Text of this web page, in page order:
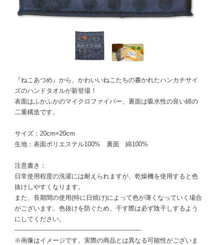
『ねこあつめ』から、かわいいねこたちの書かれたハンカチサイ
ズのハンドタオルが新登場！
表面はふかふかのマイクロファイバー、裏面は吸水性の良い綿の
二重構造です。
サイズ：20cm×20cm
生地：表面ポリエステル100% 裏面 綿100%
注意書き：
日常使用程度の洗濯には耐えられますが、乾燥機を使用すると色
抜けしやすくなります。
また、長期間の使用(特に日焼け)によって色が薄くなっていく場合
がございます。色抜けを防ぐため、干す際は必ず陰干しするよう
にしてください。
-----------------------------------------------------------------
※画像はイメージです。実際の商品とは異なる可能性がございま